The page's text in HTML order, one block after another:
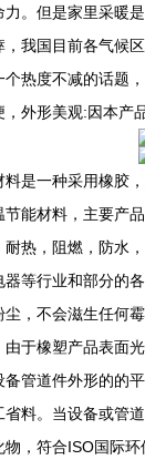
。但是家里采暖
我国目前各气候
热度不减的话题
外形美观:因本产
是一种采用橡胶
能材料，主要产
热，阻燃，防水
等行业和部分的
，不会滋生任何霉
橡塑产品表面光
管道件外形的的
料。当设备或管
，符合ISO国际